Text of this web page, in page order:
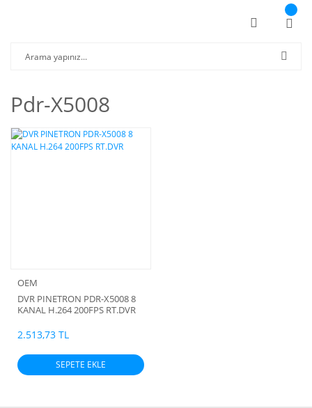
Pdr-X5008
OEM
DVR PINETRON PDR-X5008 8
KANAL H.264 200FPS RT.DVR
2.513,73 TL
SEPETE EKLE